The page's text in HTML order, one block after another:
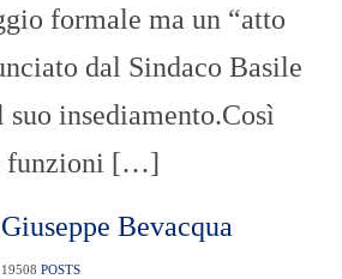
formale ma un “atto
dal Sindaco Basile
insediamento.Così
funzioni […]
Giuseppe Bevacqua
19508 POSTS